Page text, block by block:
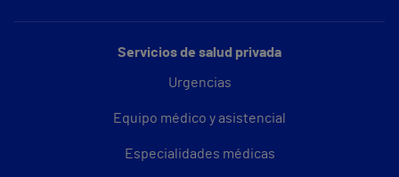
Servicios de salud privada
Urgencias
Equipo médico y asistencial
Especialidades médicas